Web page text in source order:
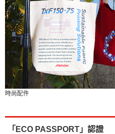
時尚配件
「ECO PASSPORT」認證